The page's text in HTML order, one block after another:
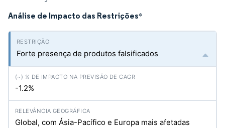
Análise de Impacto das Restrições*
Forte presença de produtos falsificados
-1.2%
Global, com Ásia-Pacífico e Europa mais afetadas